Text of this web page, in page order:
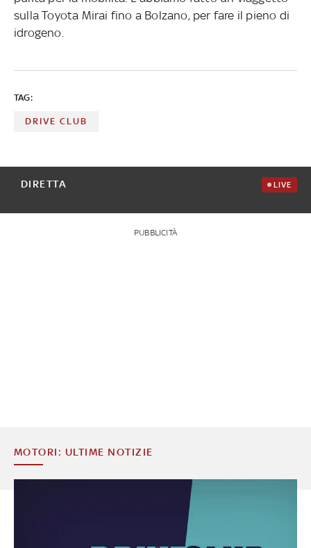
sulla Toyota Mirai fino a Bolzano, per fare il pieno di
idrogeno.
TAG:
DRIVE CLUB
DIRETTA LIVE
PUBBLICITÀ
MOTORI: ULTIME NOTIZIE